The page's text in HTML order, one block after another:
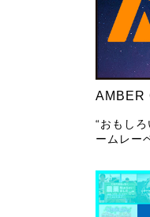
AMBER
“おもし
ームレー